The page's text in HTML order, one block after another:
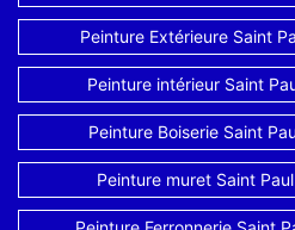
Peinture Extérieure Saint
Peinture intérieur Saint
Peinture Boiserie Saint
Peinture muret Saint